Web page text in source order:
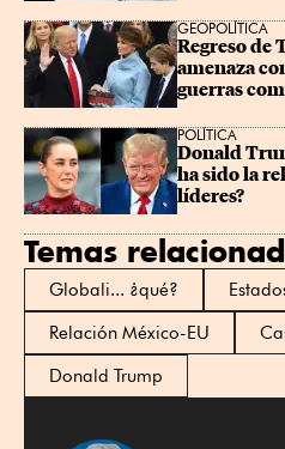
GEOPOLÍTICA
Regreso de
amenaza
guerras
POLÍTICA
Donald
ha sido la
líderes?
Temas
Globali... ¿qué?
Relación México-EU
Donald Trump